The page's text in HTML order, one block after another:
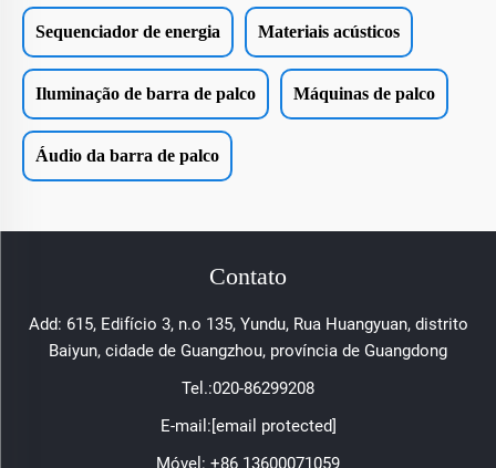
Sequenciador de energia Materiais acústicos
Iluminação de barra de palco Máquinas de palco
Áudio da barra de palco
Contato
Add: 615, Edifício 3, n.o 135, Yundu, Rua Huangyuan, distrito
Baiyun, cidade de Guangzhou, província de Guangdong
Tel.:020-86299208
E-mail:[email protected]
Móvel: +86 13600071059